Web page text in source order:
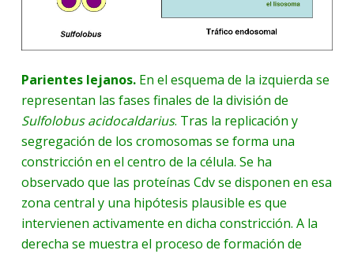
Parientes lejanos.En el esquema de la izquierda se
representan las fases finales de la división de
Sulfolobus acidocaldarius. Tras la replicación y
segregación de los cromosomas se forma una
constricción en el centro de la célula. Se ha
observado que las proteínas Cdv se disponen en esa
zona central y una hipótesis plausible es que
intervienen activamente en dicha constricción. A la
derecha se muestra el proceso de formación de